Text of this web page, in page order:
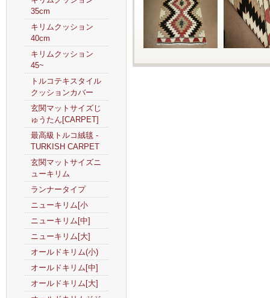
35cm
キリムクッション
40cm
キリムクッション
45~
トルコテキスタイル
クッションカバー
玄関マットサイズじ
ゅうたん[CARPET]
最高級トルコ絨毯 -
TURKISH CARPET
玄関マットサイズニ
ューキリム
ランナータイプ
ニューキリム[小
ニューキリム[中]
ニューキリム[大]
オールドキリム(小)
オールドキリム[中]
オールドキリム[大]